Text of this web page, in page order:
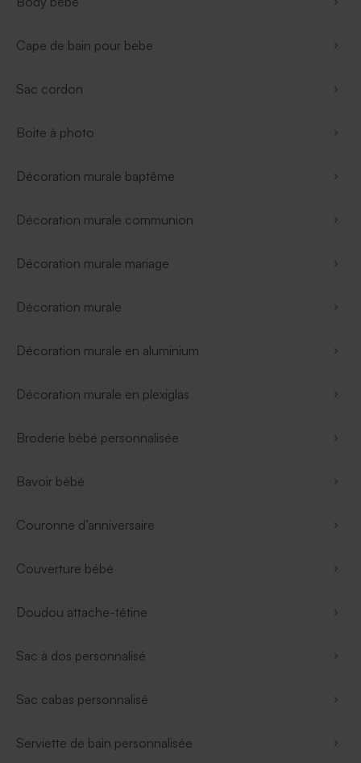
Cape de bain pour bebe
Sac cordon
Boite à photo
Décoration murale baptême
Décoration murale communion
Décoration murale mariage
Décoration murale
Décoration murale en aluminium
Décoration murale en plexiglas
Broderie bébé personnalisée
Bavoir bébé
Couronne d’anniversaire
Couverture bébé
Doudou attache-tétine
Sac à dos personnalisé
Sac cabas personnalisé
Serviette de bain personnalisée